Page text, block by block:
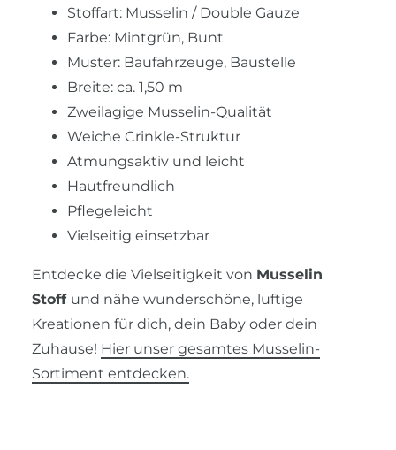
Stoffart: Musselin / Double Gauze
Farbe: Mintgrün, Bunt
Muster: Baufahrzeuge, Baustelle
Breite: ca. 1,50 m
Zweilagige Musselin-Qualität
Weiche Crinkle-Struktur
Atmungsaktiv und leicht
Hautfreundlich
Pflegeleicht
Vielseitig einsetzbar
Entdecke die Vielseitigkeit von Musselin
Stoff und nähe wunderschöne, luftige
Kreationen für dich, dein Baby oder dein
Zuhause! Hier unser gesamtes Musselin-
Sortiment entdecken.